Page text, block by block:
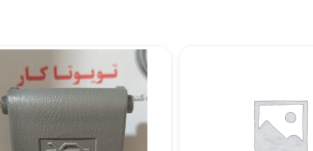
لوازم بدنه لندکروزر
لوازم بدنه هایس
لوازم بدنه هایلوکس
لوازم الکتریکی و
لوازم الکتریکی و
لوازم الکتریکی و